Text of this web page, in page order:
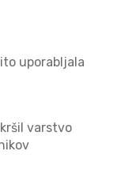
uporabljala
varstvo